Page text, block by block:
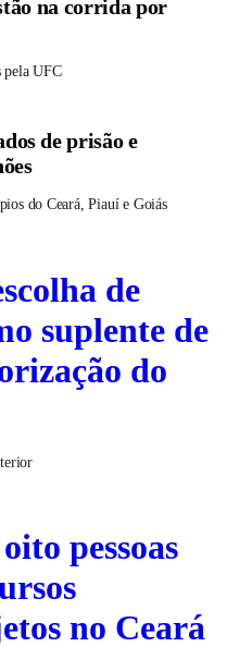
pela UFC
de prisão e
do Ceará, Piauí e Goiás
de
suplente de
do
pessoas
no Ceará